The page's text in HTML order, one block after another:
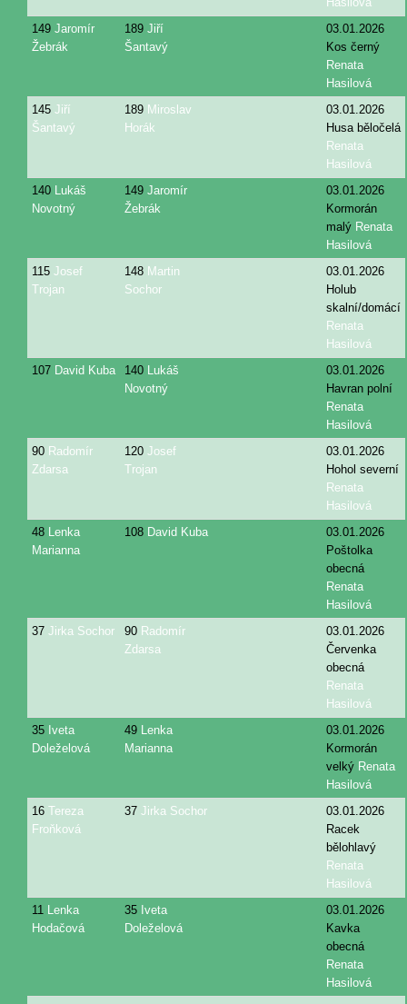
149 Jaromír
Žebrák
189 Jiří
Šantavý
03.01.2026
Kos černý
Renata
Hasilová
145 Jiří
Šantavý
189 Miroslav
Horák
03.01.2026
Husa běločelá
Renata
Hasilová
140 Lukáš
Novotný
149 Jaromír
Žebrák
03.01.2026
Kormorán
malý Renata
Hasilová
115 Josef
Trojan
148 Martin
Sochor
03.01.2026
Holub
skalní/domácí
Renata
Hasilová
107 David Kuba 140 Lukáš
Novotný
03.01.2026
Havran polní
Renata
Hasilová
90 Radomír
Zdarsa
120 Josef
Trojan
03.01.2026
Hohol severní
Renata
Hasilová
48 Lenka
Marianna
108 David Kuba
03.01.2026
Poštolka
obecná
Renata
Hasilová
37 Jirka Sochor 90 Radomír
Zdarsa
03.01.2026
Červenka
obecná
Renata
Hasilová
35 Iveta
Doleželová
49 Lenka
Marianna
03.01.2026
Kormorán
velký Renata
Hasilová
16 Tereza
Froňková
37 Jirka Sochor
03.01.2026
Racek
bělohlavý
Renata
Hasilová
11 Lenka
Hodačová
35 Iveta
Doleželová
03.01.2026
Kavka
obecná
Renata
Hasilová